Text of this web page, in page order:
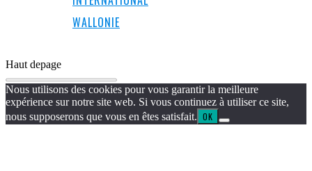
WALLONIE
Haut depage
Nous utilisons des cookies pour vous garantir la meilleure
expérience sur notre site web. Si vous continuez à utiliser ce site,
nous supposerons que vous en êtes satisfait. OK